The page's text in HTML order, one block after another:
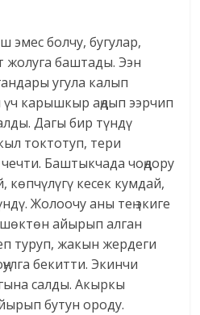
эмес болчу, бугулар,
баштады. Ээн
угула калып
карышкыр аңдып ээрчип
Дагы бир түндү
токтотуп, тери
Баштыкчада чоңдору
кесек кумдай,
Жолоочу аны тең экиге
айырып алган
туруп, жакын жердеги
бекитти. Экинчи
салды. Акыркы
бутун ороду.